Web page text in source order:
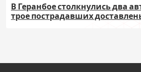
В Геранбое столкнулись два
трое пострадавших